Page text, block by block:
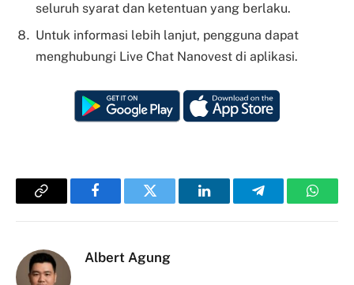
seluruh syarat dan ketentuan yang berlaku.
Untuk informasi lebih lanjut, pengguna dapat
menghubungi Live Chat Nanovest di aplikasi.
Copy
FacebookTwitter LinkedInTelegram
Albert Agung